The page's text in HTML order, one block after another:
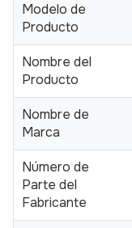
Modelo de
Producto
Nombre del
Producto
Nombre de
Marca
Número de
Parte del
Fabricante